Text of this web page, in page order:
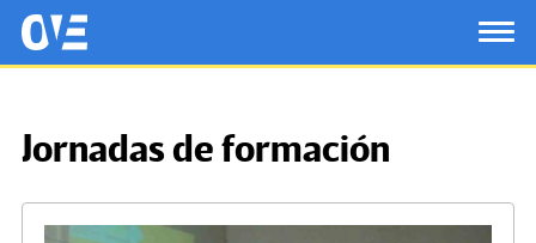
Saltar al contenido principal
OtrasVocesenEducacion.org
Jornadas de formación